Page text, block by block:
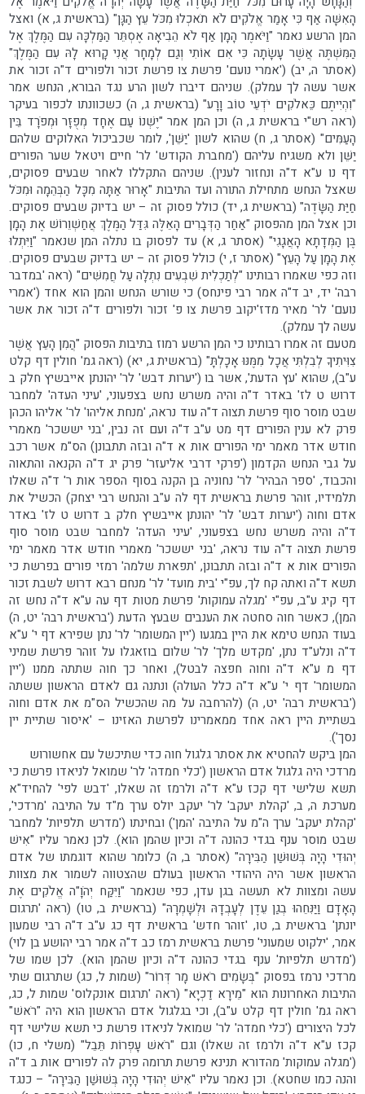
הָאִשָּׁה אַף כִּי אָמַר אֱלֹקִים לֹא תֹאכְלוּ מִכֹּל עֵץ הַגָּן" (בראשית ג, א) ואצל
המן הרשע נאמר "וַיֹּאמֶר הָמָן אַף לֹא הֵבִיאָה אֶסְתֵּר הַמַּלְכָּה עִם הַמֶּלֶךְ אֶל
הַמִּשְׁתֶּה אֲשֶׁר עָשָׂתָה כִּי אִם אוֹתִי וְגַם לְמָחָר אֲנִי קָרוּא לָהּ עִם הַמֶּלֶךְ"
(אסתר ה, יב) ('אמרי נועם' פרשת צו פרשת זכור ולפורים ד"ה זכור את
אשר עשה לך עמלק). שניהם דיברו לשון הרע נגד הבורא, הנחש אמר
"וִהְיִיתֶם כֵּאלֹקִים יֹדְעֵי טוֹב וָרָע" (בראשית ג, ה) כשכוונתו לכפור בעיקר
(ראה רש"י בראשית ג, ה) וכן המן אמר "יֶשְׁנוֹ עַם אֶחָד מְפֻזָּר וּמְפֹרָד בֵּין
הָעַמִּים" (אסתר ג, ח) שהוא לשון 'יַשֵּׁן', לומר שכביכול האלוקים שלהם
יַשֵּׁן ולא משגיח עליהם ('מחברת הקודש' לר' חיים ויטאל שער הפורים
דף נו ע"א ד"ה ונחזור לענין). שניהם התקללו לאחר שבעים פסוקים,
שאצל הנחש מתחילת התורה ועד התיבות "אָרוּר אַתָּה מִכָּל הַבְּהֵמָה וּמִכֹּל
חַיַּת הַשָּׂדֶה" (בראשית ג, יד) כולל פסוק זה – יש בדיוק שבעים פסוקים.
וכן אצל המן מהפסוק "אַחַר הַדְּבָרִים הָאֵלֶּה גִּדַּל הַמֶּלֶךְ אֲחַשְׁוֵרוֹשׁ אֶת הָמָן
בֶּן הַמְּדָתָא הָאֲגָגִי" (אסתר ג, א) עד לפסוק בו נתלה המן שנאמר "וַיִּתְלוּ
אֶת הָמָן עַל הָעֵץ" (אסתר ז, י) כולל פסוק זה – יש בדיוק שבעים פסוקים.
וזה כפי שאמרו רבותינו "לְתַכְלִית שִׁבְעִים נִתְלָה עַל חֲמִשִּׁים" (ראה 'במדבר
רבה' יד, יב ד"ה אמר רבי פינחס) כי שורש הנחש והמן הוא אחד ('אמרי
נועם' לר' מאיר מדז'יקוב פרשת צו פ' זכור ולפורים ד"ה זכור את אשר
עשה לך עמלק).
מטעם זה אמרו רבותינו כי המן הרשע רמוז בתיבות הפסוק "הֲמִן הָעֵץ אֲשֶׁר
צִוִּיתִיךָ לְבִלְתִּי אֲכָל מִמֶּנּוּ אָכָלְתָּ" (בראשית ג, יא) (ראה גמ' חולין דף קלט
ע"ב), שהוא 'עץ הדעת', אשר בו ('יערות דבש' לר' יהונתן אייבשיץ חלק ב
דרוש ט לז' באדר ד"ה והיה משרש נחש בצפעוני, 'עיני העדה' למחבר
שבט מוסר סוף פרשת תצוה ד"ה עוד נראה, 'מנחת אליהו' לר' אליהו הכהן
פרק לא ענין הפורים דף מט ע"ב ד"ה ועם זה נבין, 'בני יששכר' מאמרי
חודש אדר מאמר ימי הפורים אות א ד"ה ובזה תתבונן) הס"מ אשר רכב
על גבי הנחש הקדמון ('פרקי דרבי אליעזר' פרק יג ד"ה הקנאה והתאוה
והכבוד, 'ספר הבהיר' לר' נחוניה בן הקנה בסוף הספר אות ר' ד"ה שאלו
תלמידיו, זוהר פרשת בראשית דף לה ע"ב והנחש רבי יצחק) הכשיל את
אדם וחוה ('יערות דבש' לר' יהונתן אייבשיץ חלק ב דרוש ט לז' באדר
ד"ה והיה משרש נחש בצפעוני, 'עיני העדה' למחבר שבט מוסר סוף
פרשת תצוה ד"ה עוד נראה, 'בני יששכר' מאמרי חודש אדר מאמר ימי
הפורים אות א ד"ה ובזה תתבונן, 'תפארת שלמה' רמזי פורים בפרשת כי
תשא ד"ה ואתה קח לך, עפ"י 'בית מועד' לר' מנחם רבא דרוש לשבת זכור
דף קיג ע"ב, עפ"י 'מגלה עמוקות' פרשת מטות דף עה ע"א ד"ה נחש זה
המן), כאשר חוה סחטה את הענבים שבעץ הדעת ('בראשית רבה' יט, ה)
בעוד הנחש טימא את היין במגעו ('יין המשומר' לר' נתן שפירא דף י' ע"א
ד"ה ונלע"ד נתן, 'מקדש מלך' לר' שלום בוזאגלו על זוהר פרשת שמיני
דף מ ע"א ד"ה וחוה חפצה לבטל), ואחר כך חוה שתתה ממנו ('יין
המשומר' דף י' ע"א ד"ה כלל העולה) ונתנה גם לאדם הראשון ששתה
('בראשית רבה' יט, ה) (להרחבה על מה שהכשיל הס"מ את אדם וחוה
בשתיית היין ראה אחד ממאמרינו לפרשת האזינו – 'איסור שתיית יין
נסך').
המן ביקש להחטיא את אסתר גלגול חוה כדי שתיכשל עם אחשורוש
מרדכי היה גלגול אדם הראשון ('כלי חמדה' לר' שמואל לניאדו פרשת כי
תשא שלישי דף קכז ע"א ד"ה ולרמז זה שאלו, 'דבש לפי' להחיד"א
מערכת ה, ב, 'קהלת יעקב' לר' יעקב יולס ערך מ"ד על התיבה 'מרדכי',
'קהלת יעקב' ערך ה"מ על התיבה 'המן') ובחינתו ('מדרש תלפיות' למחבר
שבט מוסר ענף בגדי כהונה ד"ה וכיון שהמן הוא). לכן נאמר עליו "אִישׁ
יְהוּדִי הָיָה בְּשׁוּשַׁן הַבִּירָה" (אסתר ב, ה) כלומר שהוא דוגמתו של אדם
הראשון אשר היה היהודי הראשון בעולם שהצטווה לשמור את מצוות
עשה ומצוות לא תעשה בגן עדן, כפי שנאמר "וַיִּקַּח יְהֹוָ"ה אֱלֹקִים אֶת
הָאָדָם וַיַּנִּחֵהוּ בְגַן עֵדֶן לְעָבְדָהּ וּלְשָׁמְרָהּ" (בראשית ב, טו) (ראה 'תרגום
יונתן' בראשית ב, טו, 'זוהר חדש' בראשית דף כג ע"ב ד"ה רבי שמעון
אמר, 'ילקוט שמעוני' פרשת בראשית רמז כב ד"ה אמר רבי יהושע בן לוי)
('מדרש תלפיות' ענף בגדי כהונה ד"ה וכיון שהמן הוא). לכן שמו של
מרדכי נרמז בפסוק "בְּשָׂמִים רֹאשׁ מָר דְּרוֹר" (שמות ל, כג) שתרגום שתי
התיבות האחרונות הוא "מֵירָא דַכְיָא" (ראה 'תרגום אונקלוס' שמות ל, כג,
ראה גמ' חולין דף קלט ע"ב), וכי בגלגול אדם הראשון הוא היה "רֹאשׁ"
לכל היצורים ('כלי חמדה' לר' שמואל לניאדו פרשת כי תשא שלישי דף
קכז ע"א ד"ה ולרמז זה שאלו) וגם "רֹאשׁ עָפְרוֹת תֵּבֵל" (משלי ח, כו)
('מגלה עמוקות' מהדורא תנינא פרשת תרומה פרק לה לפורים אות ב ד"ה
והנה כמו שחטא). וכן נאמר עליו "אִישׁ יְהוּדִי הָיָה בְּשׁוּשַׁן הַבִּירָה" – כנגד